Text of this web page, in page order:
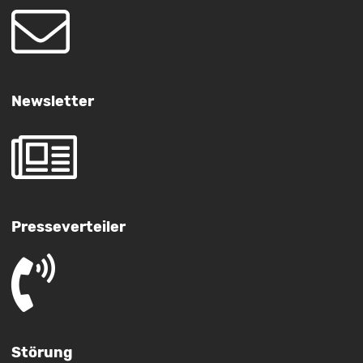
Newsletter
Presseverteiler
Störung